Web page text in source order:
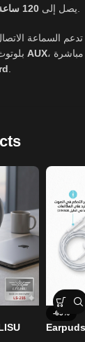
وضع استعداد (Standby) يصل إلى 120 ساعة .
تدعم السماعة
AUX، وإمكانية تشغيل الملفات مباشرة
.
-65%
Earpuds